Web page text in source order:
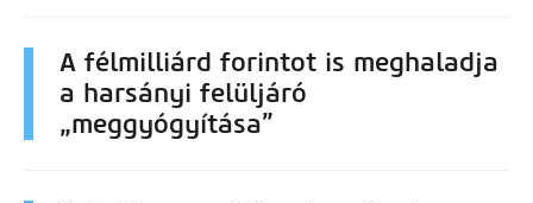
A félmilliárd forintot is meghaladja
a harsányi felüljáró
„meggyógyítása”